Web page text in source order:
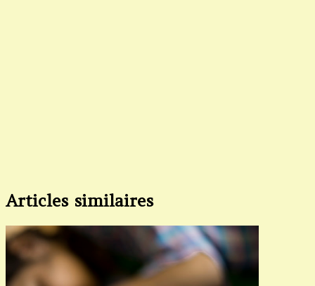
Articles similaires